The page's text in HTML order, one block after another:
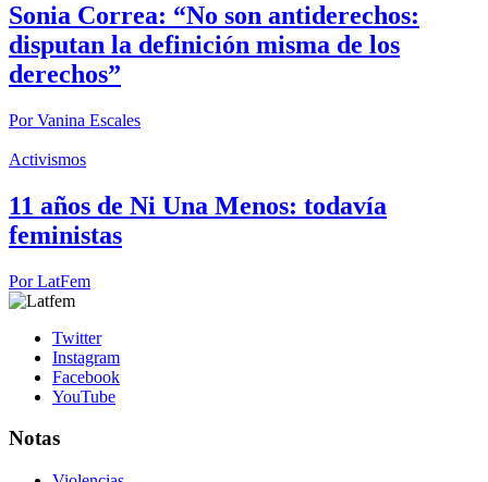
Sonia Correa: “No son antiderechos:
disputan la definición misma de los
derechos”
PorVanina Escales
Activismos
11 años de Ni Una Menos: todavía
feministas
PorLatFem
Twitter
Instagram
Facebook
YouTube
Notas